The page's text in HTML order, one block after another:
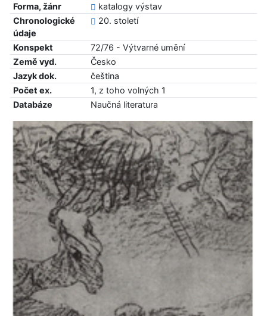
Forma, žánr
katalogy výstav
Chronologické
údaje
20. století
Konspekt
72/76 - Výtvarné umění
Země vyd.
Česko
Jazyk dok.
čeština
Počet ex.
1, z toho volných 1
Databáze
Naučná literatura